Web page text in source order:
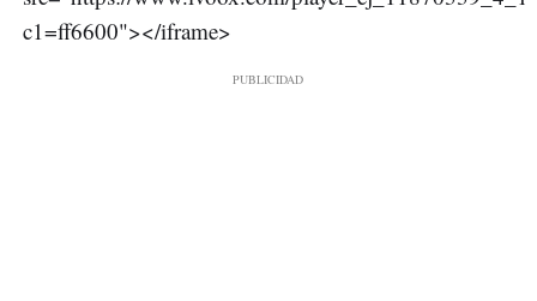
c1=ff6600"></iframe>